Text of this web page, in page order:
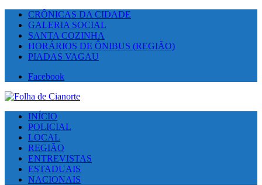
CRÔNICAS DA CIDADE
GALERIA SOCIAL
SANTA COZINHA
HORÁRIOS DE ÔNIBUS (REGIÃO)
PIADAS VAGAU
Facebook
INÍCIO
POLICIAL
LOCAL
REGIÃO
ENTREVISTAS
ESTADUAIS
NACIONAIS